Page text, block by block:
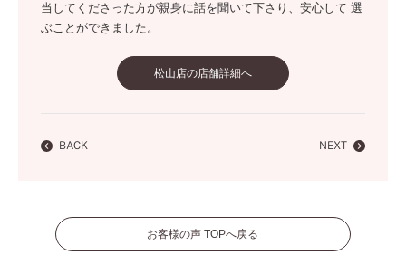
当してくださった方が親身に話を聞いて下さり、安心して 選
ぶことができました。
松山店の店舗詳細へ
BACK NEXT
お客様の声 TOPへ戻る